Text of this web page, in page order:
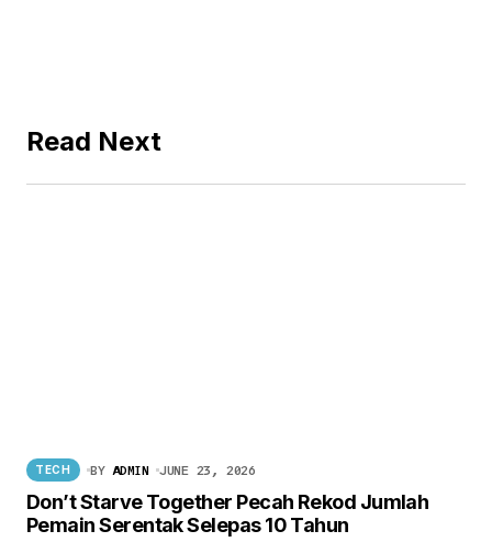
Read Next
TECH BY ADMIN JUNE 23, 2026
Don’t Starve Together Pecah Rekod Jumlah
Pemain Serentak Selepas 10 Tahun